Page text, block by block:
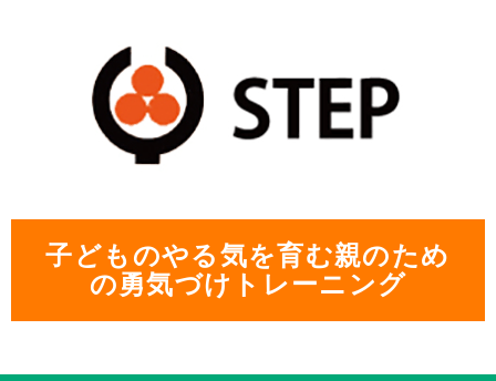
子どものやる気を育む親のため
の勇気づけトレーニング